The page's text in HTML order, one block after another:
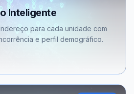
Inteligente
para cada unidade com
e perfil demográfico.